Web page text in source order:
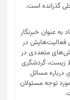
گذرانده است.
به عنوان خبرنگار
فعالیت‌هایش در
متعددی در
زیست، گردشگری
مسائل
توجه مسئولان